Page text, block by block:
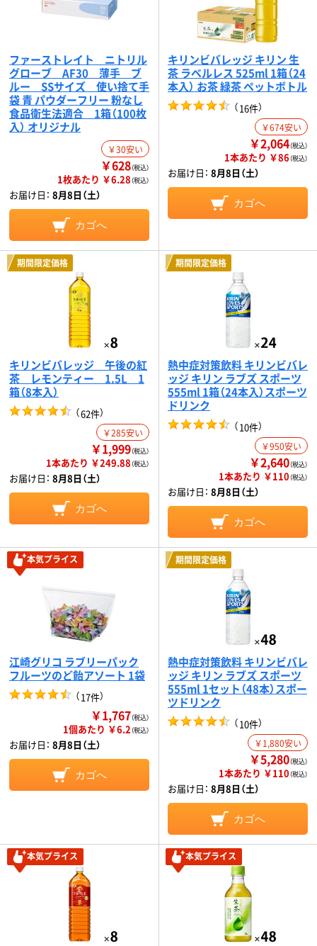
ファーストレイト ニトリル
グローブ AF30 薄手 ブ
ルー SSサイズ 使い捨て手
袋 青 パウダーフリー 粉なし
食品衛生法適合 1箱（100枚
入） オリジナル
￥30安い
￥628（税込）
1枚あたり ￥6.28（税込）
お届け日： 8月8日（土）
カゴへ
キリンビバレッジ キリン 生
茶 ラベルレス 525ml 1箱（24
本入） お茶 緑茶 ペットボトル
（16件）
￥674安い
￥2,064（税込）
1本あたり ￥86（税込）
お届け日： 8月8日（土）
カゴへ
期間限定価格
キリンビバレッジ 午後の紅
茶 レモンティー 1.5L 1
箱（8本入）
（62件）
￥285安い
￥1,999（税込）
1本あたり ￥249.88（税込）
お届け日： 8月8日（土）
カゴへ
期間限定価格
熱中症対策飲料 キリンビバレ
ッジ キリン ラブズ スポーツ
555ml 1箱（24本入）スポーツ
ドリンク
（10件）
￥950安い
￥2,640（税込）
1本あたり ￥110（税込）
お届け日： 8月8日（土）
カゴへ
本気プライス
江崎グリコ ラブリーパック
フルーツのど飴アソート 1袋
（17件）
￥1,767（税込）
1個あたり ￥6.2（税込）
お届け日： 8月8日（土）
カゴへ
期間限定価格
熱中症対策飲料 キリンビバレ
ッジ キリン ラブズ スポーツ
555ml 1セット（48本）スポー
ツドリンク
（10件）
￥1,880安い
￥5,280（税込）
1本あたり ￥110（税込）
お届け日： 8月8日（土）
カゴへ
本気プライス 本気プライス